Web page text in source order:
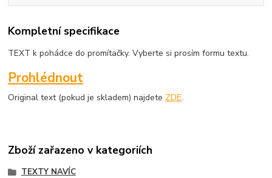
Kompletní specifikace
TEXT k pohádce do promítačky. Vyberte si prosím formu textu.
Prohlédnout
Original text (pokud je skladem) najdete ZDE.
Zboží zařazeno v kategoriích
TEXTY NAVÍC